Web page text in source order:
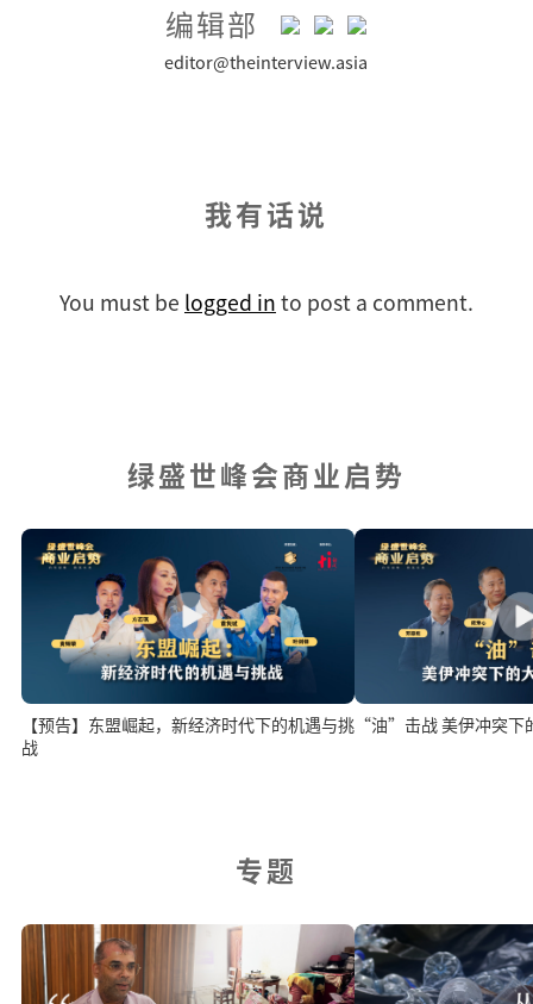
编辑部
editor@theinterview.asia
我有话说
You must be logged in to post a comment.
绿盛世峰会商业启势
【预告】东盟崛起，新经济时代下的机遇与挑
战
“油”击战 美伊冲突下
专题